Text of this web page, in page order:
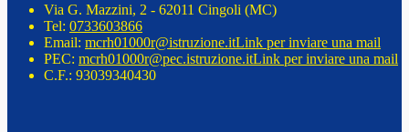
Via G. Mazzini, 2 - 62011 Cingoli (MC)
Tel: 0733603866
Email: mcrh01000r@istruzione.itLink per inviare una mail
PEC: mcrh01000r@pec.istruzione.itLink per inviare una mail
C.F.: 93039340430